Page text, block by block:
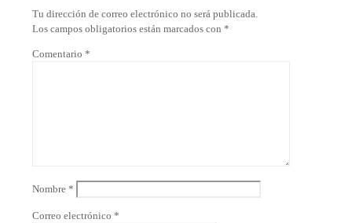
Tu dirección de correo electrónico no será publicada.
Los campos obligatorios están marcados con *
Comentario *
Nombre *
Correo electrónico *